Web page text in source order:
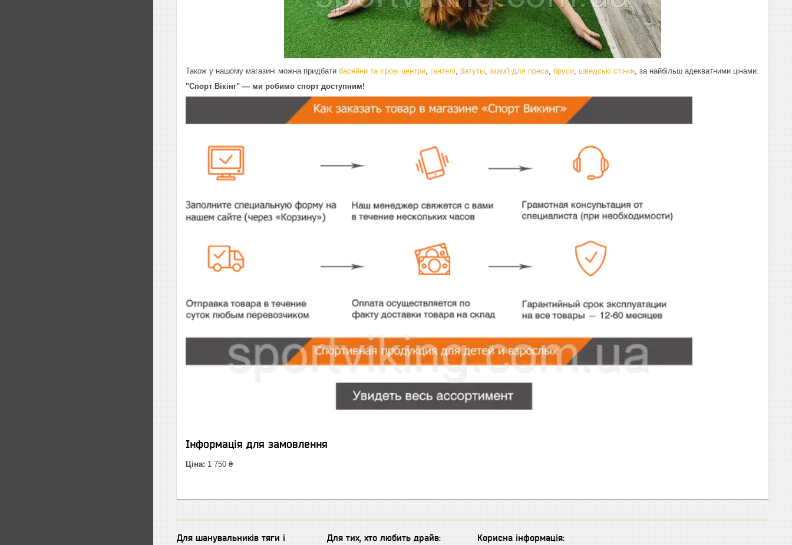
Також у нашому магазині можна придбати басейни та ігрові центри, гантелі, батуты, зкам'ї для преса, бруси, шведські стінки, за найбільш адекватними цінами.
"Спорт Вікінг" — ми робимо спорт доступним!
Інформація для замовлення
Ціна: 1 750 ₴
Для шанувальників тяги і
Для тих, хто любить драйв: Корисна інформація: